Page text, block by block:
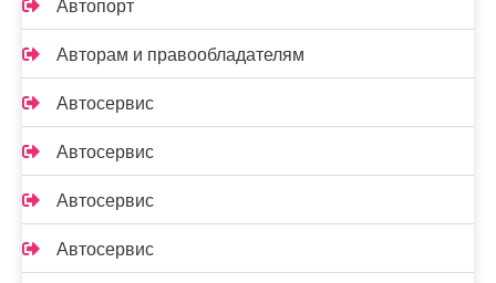
Автопорт
Авторам и правообладателям
Автосервис
Автосервис
Автосервис
Автосервис